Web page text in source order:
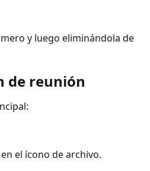
y luego eliminándola de
de reunión
el ícono de archivo.